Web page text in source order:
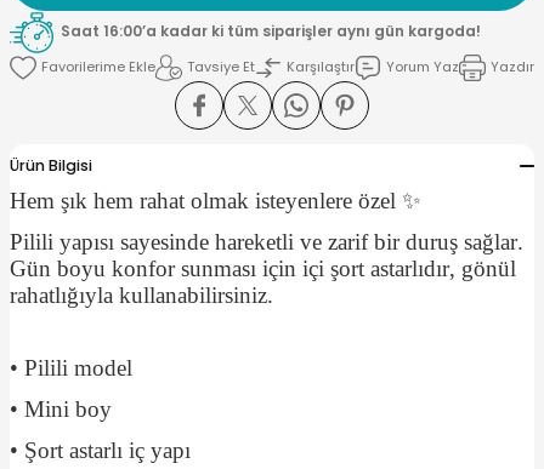
Saat 16:00’a kadar ki tüm siparişler aynı gün kargoda!
Tavsiye Et
Karşılaştır Yorum Yaz Yazdır
Ürün Bilgisi
Hem şık hem rahat olmak isteyenlere özel ✨
Pilili yapısı sayesinde hareketli ve zarif bir duruş sağlar.
Gün boyu konfor sunması için içi şort astarlıdır, gönül
rahatlığıyla kullanabilirsiniz.
• Pilili model
• Mini boy
• Şort astarlı iç yapı